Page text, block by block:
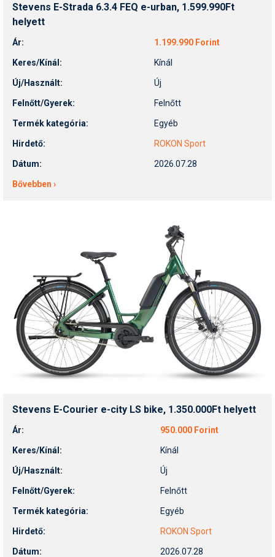
Síruházat
Síugrás
Snowboard
Snowboardfelszerelés
Szakértők
Téli sportok
Termékajánló
Történelem
Túrasí
Utasbiztosítás
Wellness
Stevens E-Strada 6.3.4 FEQ e-urban, 1.599.990Ft
helyett
Ár: 1.199.990 Forint
Keres/Kínál: Kínál
Új/Használt: Új
Felnőtt/Gyerek: Felnőtt
Termék kategória: Egyéb
Hirdető: ROKON Sport
Dátum: 2026.07.28
Bővebben ›
Stevens E-Courier e-city LS bike, 1.350.000Ft helyett
Ár: 950.000 Forint
Keres/Kínál: Kínál
Új/Használt: Új
Felnőtt/Gyerek: Felnőtt
Termék kategória: Egyéb
Hirdető: ROKON Sport
Dátum: 2026.07.28